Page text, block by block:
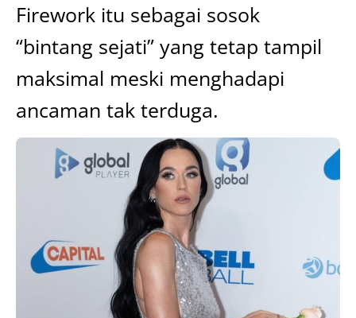
Firework itu sebagai sosok
“bintang sejati” yang tetap tampil
maksimal meski menghadapi
ancaman tak terduga.